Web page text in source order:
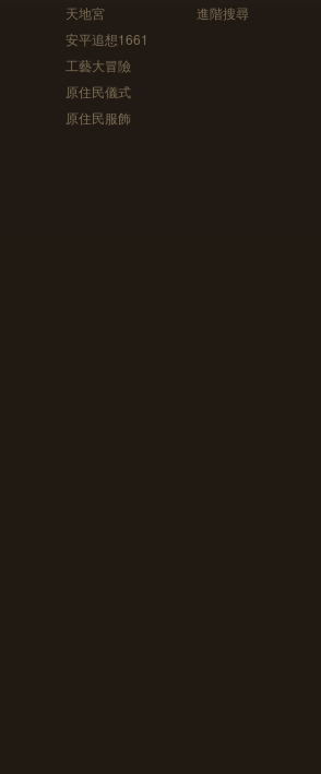
天地宮
安平追想1661
工藝大冒險
原住民儀式
原住民服飾
進階搜尋